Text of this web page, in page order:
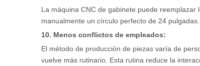
La máquina CNC de gabinete puede
manualmente un círculo perfecto de 24 pulgadas.
10. Menos conflictos de empleados:
El método de producción de piezas varía de
vuelve más rutinario. Esta rutina reduce la